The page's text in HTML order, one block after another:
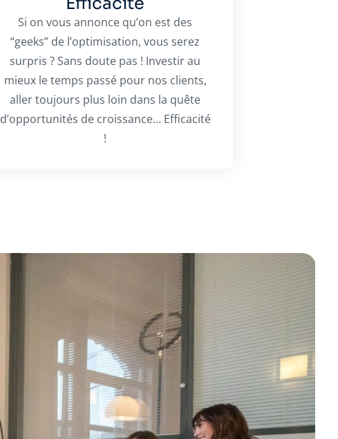
Si on vous annonce qu’on est des
“geeks” de l’optimisation, vous serez
surpris ? Sans doute pas ! Investir au
mieux le temps passé pour nos clients,
aller toujours plus loin dans la quête
d’opportunités de croissance… Efficacité
!